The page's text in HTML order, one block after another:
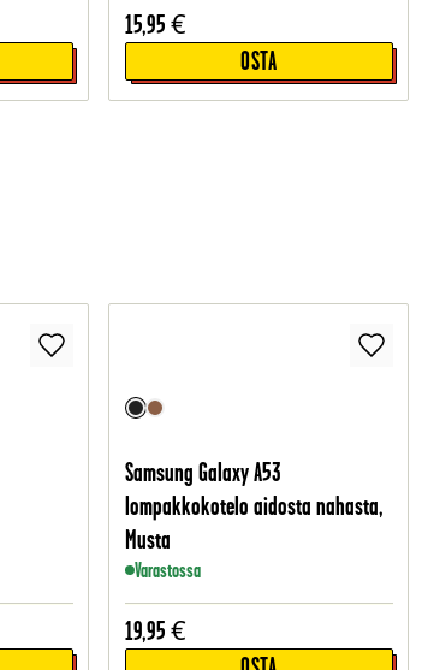
15,95 €
OSTA
Samsung Galaxy A53
lompakkokotelo aidosta nahasta,
Musta
Varastossa
19,95 €